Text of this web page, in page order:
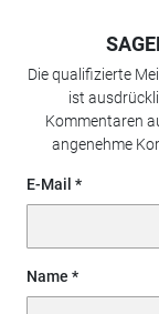
Die qualifizierte
ist
Kommentaren
angenehme
E-Mail
Name